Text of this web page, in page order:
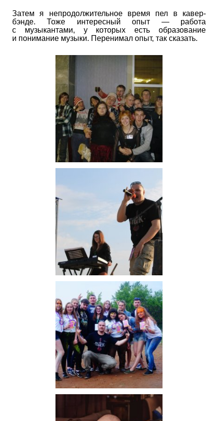
Затем я непродолжительное время пел в кавер-
бэнде. Тоже интересный опыт — работа
с музыкантами, у которых есть образование
и понимание музыки. Перенимал опыт, так сказать.